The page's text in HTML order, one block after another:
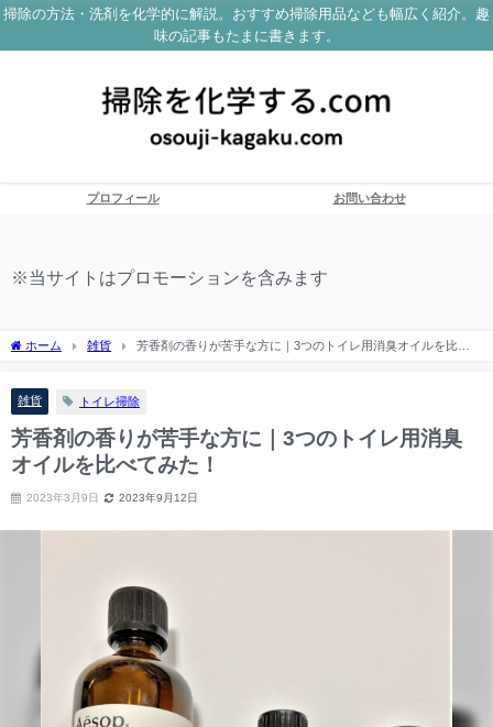
掃除の方法・洗剤を化学的に解説。おすすめ掃除用品なども幅広く紹介。趣
味の記事もたまに書きます。
プロフィール お問い合わせ
※当サイトはプロモーションを含みます
ホーム 雑貨
芳香剤の香りが苦手な方に｜3つのトイレ用消臭オイルを比べ
雑貨 トイレ掃除
芳香剤の香りが苦手な方に｜3つのトイレ用消臭
オイルを比べてみた！
2023年3月9日 2023年9月12日